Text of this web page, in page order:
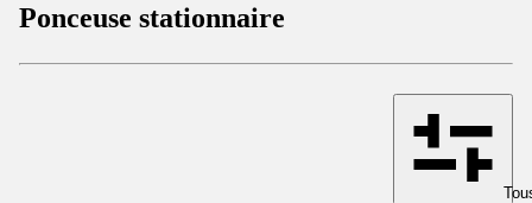
Ponceuse stationnaire